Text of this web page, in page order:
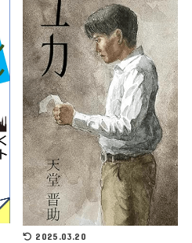
2025.03.20